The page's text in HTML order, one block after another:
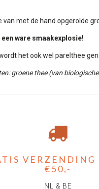
van met de hand opgerolde
een ware smaakexplosie!
het ook wel parelthee
groene thee (van
VERZENDING
€50,-
NL & BE